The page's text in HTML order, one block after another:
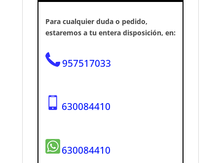
Para cualquier duda o pedido,
estaremos a tu entera disposición, en:
957517033
630084410
630084410